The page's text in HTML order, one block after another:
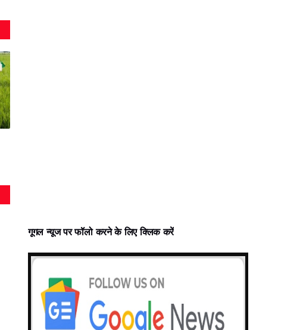
गूगल न्‍यूज पर फॉलो करने के लिए क्लिक करें